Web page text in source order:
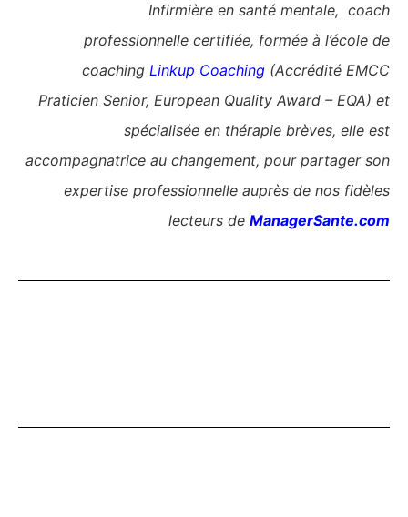
Infirmière en santé mentale, coach
professionnelle certifiée, formée à l’école de
coaching Linkup Coaching (Accrédité EMCC
Praticien Senior, European Quality Award – EQA) et
spécialisée en thérapie brèves, elle est
accompagnatrice au changement, pour partager son
expertise professionnelle auprès de nos fidèles
lecteurs de ManagerSante.com